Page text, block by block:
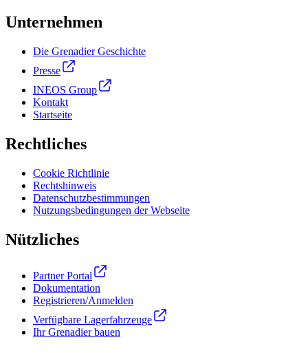
Unternehmen
Die Grenadier Geschichte
Presse
INEOS Group
Kontakt
Startseite
Rechtliches
Cookie Richtlinie
Rechtshinweis
Datenschutzbestimmungen
Nutzungsbedingungen der Webseite
Nützliches
Partner Portal
Dokumentation
Registrieren/Anmelden
Verfügbare Lagerfahrzeuge
Ihr Grenadier bauen